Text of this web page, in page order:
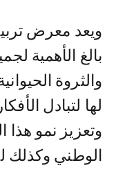
ويعد معرض
بالغ الأهمية
والثروة
لها لتبادل
وتعزيز نمو هذا
الوطني وكذلك